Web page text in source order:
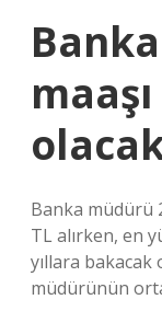
Banka müdürü
TL alırken, en
yıllara bakacak
müdürünün